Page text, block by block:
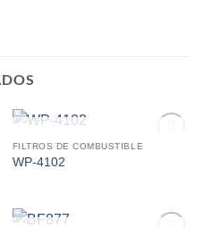
AGOTADO
FILTROS DE COMBUSTIBLE
WP-4102